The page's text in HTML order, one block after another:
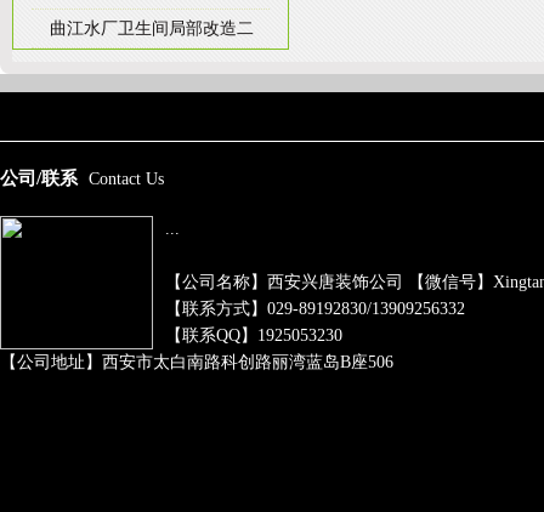
曲江水厂卫生间局部改造二
建筑设计优化 四合院装修
公司/联系 Contact Us
...
【公司名称】西安兴唐装饰公司 【微信号】
【联系方式】029-89192830/13909256332
【联系QQ】1925053230
【公司地址】西安市太白南路科创路丽湾蓝岛B座506